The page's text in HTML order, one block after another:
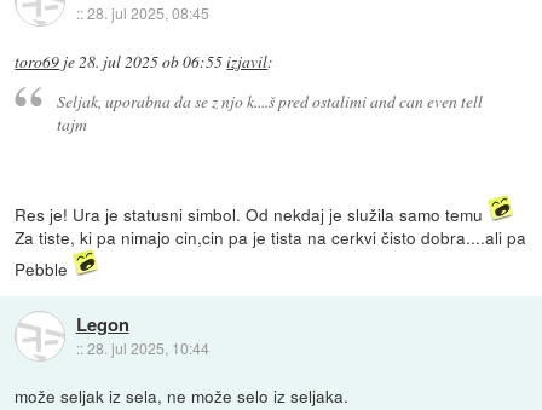
::28. jul 2025, 08:45
toro69 je28. jul 2025 ob 06:55izjavil:
Seljak, uporabna da se z njo k....š pred ostalimi and can even tell
tajm
Res je! Ura je statusni simbol. Od nekdaj je služila samo temu
Za tiste, ki pa nimajo cin,cin pa je tista na cerkvi čisto dobra....ali pa
Pebble
Legon
::28. jul 2025, 10:44
može seljak iz sela, ne može selo iz seljaka.